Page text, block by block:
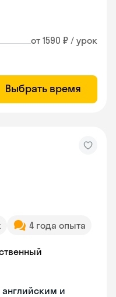
от 1590 ₽ / урок
Выбрать время
4 года опыта
английским и